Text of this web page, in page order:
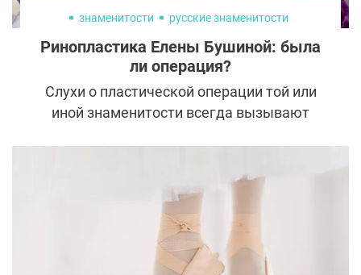
знаменитости русские знаменитости
Ринопластика Елены Бушиной: была
ли операция?
Слухи о пластической операции той или
иной знаменитости всегда вызывают
поклонников вспомнить, как выглядела
девушка в более ранние годы.